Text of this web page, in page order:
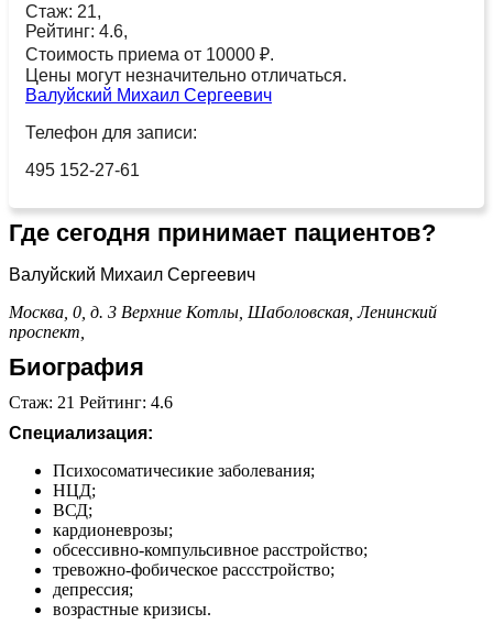
Стаж: 21,
Рейтинг: 4.6,
Стоимость приема от 10000 ₽.
Цены могут незначительно отличаться.
Валуйский Михаил Сергеевич
Телефон для записи:
495 152-27-61
Где сегодня принимает пациентов?
Валуйский Михаил Сергеевич
Москва, 0, д. 3 Верхние Котлы, Шаболовская,Ленинский
проспект,
Биография
Стаж: 21 Рейтинг: 4.6
Специализация:
Психосоматичесикие заболевания;
НЦД;
ВСД;
кардионеврозы;
обсессивно-компульсивное расстройство;
тревожно-фобическое рассстройство;
депрессия;
возрастные кризисы.